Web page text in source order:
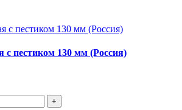
с пестиком 130 мм (Россия)
+